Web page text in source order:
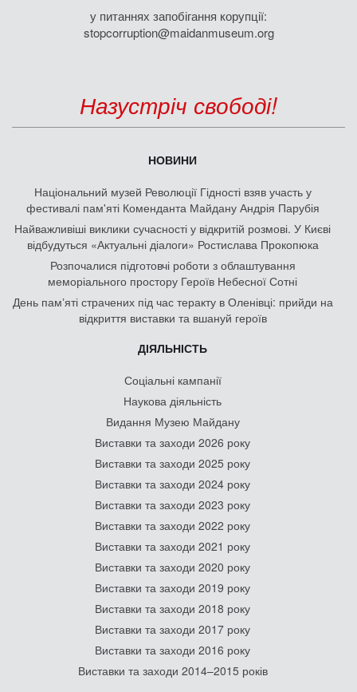
у питаннях запобігання корупції:
stopcorruption@maidanmuseum.org
Назустріч свободі!
НОВИНИ
Національний музей Революції Гідності взяв участь у
фестивалі пам'яті Коменданта Майдану Андрія Парубія
Найважливіші виклики сучасності у відкритій розмові. У Києві
відбудуться «Актуальні діалоги» Ростислава Прокопюка
Розпочалися підготовчі роботи з облаштування
меморіального простору Героїв Небесної Сотні
День памʼяті страчених під час теракту в Оленівці: прийди на
відкриття виставки та вшануй героїв
ДІЯЛЬНІСТЬ
Соціальні кампанії
Наукова діяльність
Видання Музею Майдану
Виставки та заходи 2026 року
Виставки та заходи 2025 року
Виставки та заходи 2024 року
Виставки та заходи 2023 року
Виставки та заходи 2022 року
Виставки та заходи 2021 року
Виставки та заходи 2020 року
Виставки та заходи 2019 року
Виставки та заходи 2018 року
Виставки та заходи 2017 року
Виставки та заходи 2016 року
Виставки та заходи 2014–2015 років